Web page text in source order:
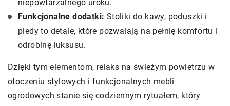
niepowtarzalnego uroku.
Funkcjonalne dodatki: Stoliki do kawy, poduszki i
pledy to detale, które pozwalają na pełnię komfortu i
odrobinę luksusu.
Dzięki tym elementom, relaks na świeżym powietrzu w
otoczeniu stylowych i funkcjonalnych mebli
ogrodowych stanie się codziennym rytuałem, który